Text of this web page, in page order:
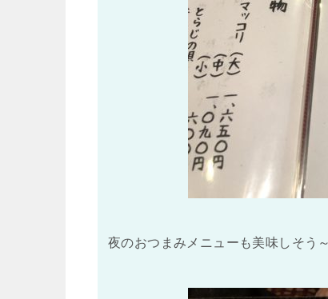
夜のおつまみメニューも美味しそう